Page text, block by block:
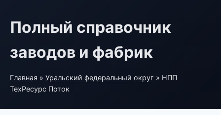
Полный справочник
заводов и фабрик
Главная » Уральский федеральный округ » НПП
ТехРесурс Поток